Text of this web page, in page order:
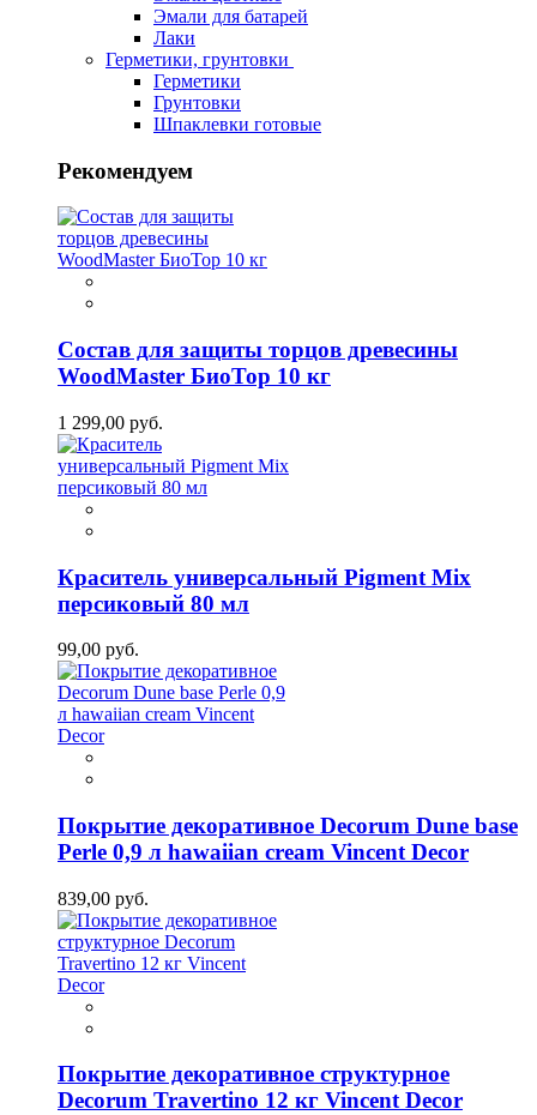
Эмали для батарей
Лаки
Герметики, грунтовки
Герметики
Грунтовки
Шпаклевки готовые
Рекомендуем
Состав для защиты торцов древесины
WoodMaster БиоТор 10 кг
1 299,00 руб.
Краситель универсальный Pigment Mix
персиковый 80 мл
99,00 руб.
Покрытие декоративное Decorum Dune base
Perle 0,9 л hawaiian cream Vincent Decor
839,00 руб.
Покрытие декоративное структурное
Decorum Travertino 12 кг Vincent Decor